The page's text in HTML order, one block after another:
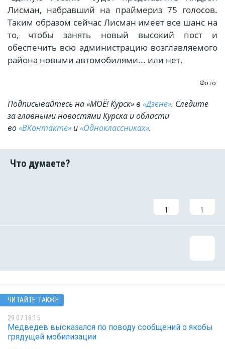
Лисман, набравший на праймериз 75 голосов.
Таким образом сейчас Лисман имеет все шанс на
то, чтобы занять новый высокий пост и
обеспечить всю администрацию возглавляемого
района новыми автомобилями... или нет.
Фото:
Подписывайтесь на «МОЁ! Курск» в «Дзене». Cледите
за главными новостями Курска и области
во«ВКонтакте» и«Одноклассниках».
1 1
ЧИТАЙТЕ ТАКЖЕ
29.07 18:15
Медведев высказался по поводу сообщений о якобы
грядущей мобилизации